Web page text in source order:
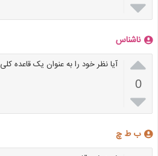

ناشناس

0

آیا نظر خود را به عنوان یک قاعده کلی
ب ط چ